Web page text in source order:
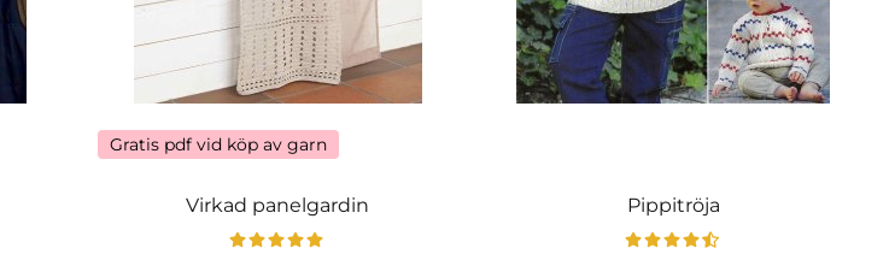
Gratis pdf vid köp av garn
Virkad panelgardin Pippitröja